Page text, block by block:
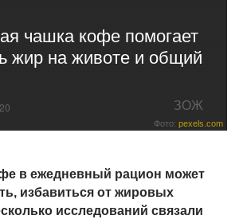
чашка кофе помогает
жир на животе и общий
ЗОЖ
Фото: pexels.com
в ежедневный рацион может
избавиться от жировых
исследований связали